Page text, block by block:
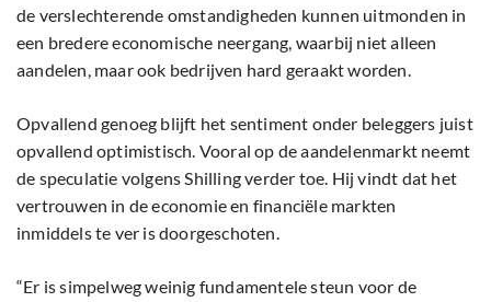
de verslechterende omstandigheden kunnen uitmonden in
een bredere economische neergang, waarbij niet alleen
aandelen, maar ook bedrijven hard geraakt worden.
Opvallend genoeg blijft het sentiment onder beleggers juist
opvallend optimistisch. Vooral op de aandelenmarkt neemt
de speculatie volgens Shilling verder toe. Hij vindt dat het
vertrouwen in de economie en financiële markten
inmiddels te ver is doorgeschoten.
“Er is simpelweg weinig fundamentele steun voor de